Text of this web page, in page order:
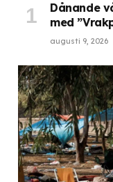
Dånande
med
augusti 9, 2026